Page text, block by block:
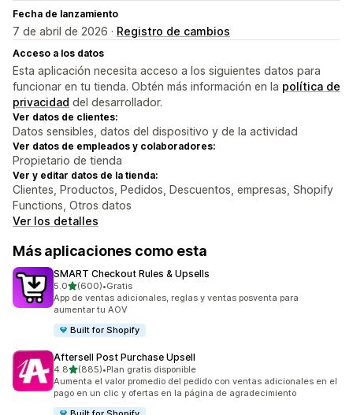
Fecha de lanzamiento
7 de abril de 2026 · Registro de cambios
Acceso a los datos
Esta aplicación necesita acceso a los siguientes datos para
funcionar en tu tienda. Obtén más información en la política de
privacidad del desarrollador.
Ver datos de clientes:
Datos sensibles, datos del dispositivo y de la actividad
Ver datos de empleados y colaboradores:
Propietario de tienda
Ver y editar datos de la tienda:
Clientes, Productos, Pedidos, Descuentos, empresas, Shopify
Functions, Otros datos
Ver los detalles
Más aplicaciones como esta
SMART Checkout Rules & Upsells
5.0de 5 estrellas
(600)
600 reseñas en total
•Gratis
App de ventas adicionales, reglas y ventas posventa para
aumentar tu AOV
Built for Shopify
Aftersell Post Purchase Upsell
4.8de 5 estrellas
(885)
885 reseñas en total
•Plan gratis disponible
Aumenta el valor promedio del pedido con ventas adicionales en el
pago en un clic y ofertas en la página de agradecimiento